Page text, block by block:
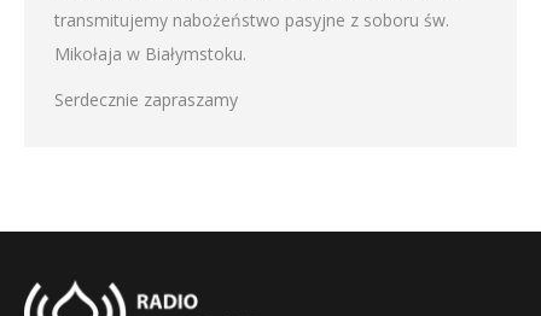
transmitujemy nabożeństwo pasyjne z soboru św.
Mikołaja w Białymstoku.
Serdecznie zapraszamy